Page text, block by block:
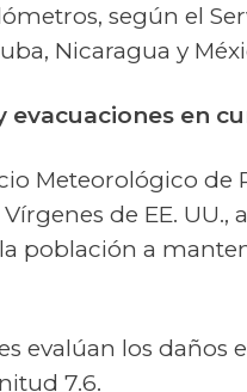
según el
Nicaragua y
evacuaciones en
Meteorológico
Vírgenes de EE.
población a
evalúan los
7.6.